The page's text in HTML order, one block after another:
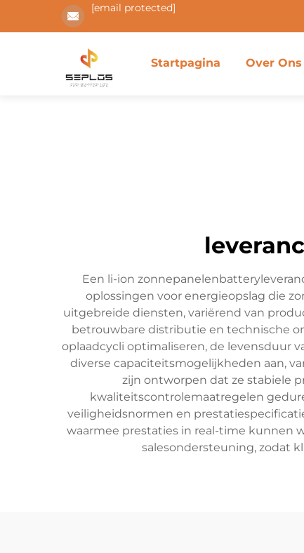
[email protected]
Startpagina Over Ons
Een li-ion
oplossingen voor energieopslag die
uitgebreide diensten, variërend van
betrouwbare distributie en technische
oplaadcycli optimaliseren, de levensduur
diverse capaciteitsmogelijkheden aan,
zijn ontworpen dat ze stabiele
kwaliteitscontrolemaatregelen
veiligheidsnormen en
waarmee prestaties in real-time kunnen
salesondersteuning, zodat